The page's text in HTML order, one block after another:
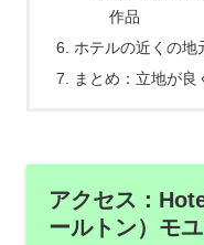
作品
ホテルの近くの地
まとめ：立地が
アクセス：
ールトン）モ